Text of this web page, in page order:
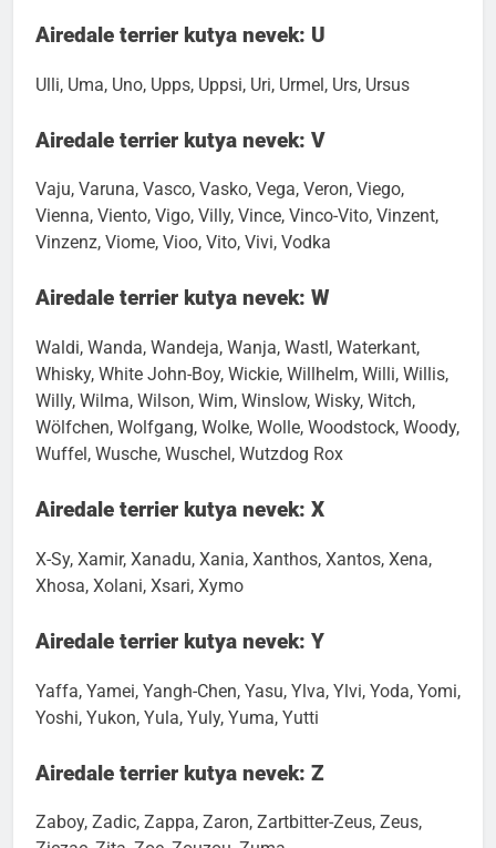
Airedale terrier kutya nevek: V
Vaju, Varuna, Vasco, Vasko, Vega, Veron, Viego,
Vienna, Viento, Vigo, Villy, Vince, Vinco-Vito, Vinzent,
Waldi, Wanda, Wandeja, Wanja, Wastl, Waterkant,
Whisky, White John-Boy, Wickie, Willhelm, Willi, Willis,
Willy, Wilma, Wilson, Wim, Winslow, Wisky, Witch,
Wölfchen, Wolfgang, Wolke, Wolle, Woodstock, Woody,
X-Sy, Xamir, Xanadu, Xania, Xanthos, Xantos, Xena,
Yaffa, Yamei, Yangh-Chen, Yasu, Ylva, Ylvi, Yoda, Yomi,
Airedale terrier kutya nevek: Z
Zaboy, Zadic, Zappa, Zaron, Zartbitter-Zeus, Zeus,